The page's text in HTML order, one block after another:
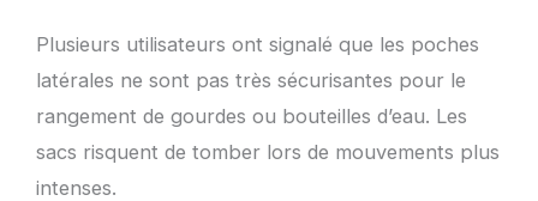
Plusieurs utilisateurs ont signalé que les poches
latérales ne sont pas très sécurisantes pour le
rangement de gourdes ou bouteilles d’eau. Les
sacs risquent de tomber lors de mouvements plus
intenses.